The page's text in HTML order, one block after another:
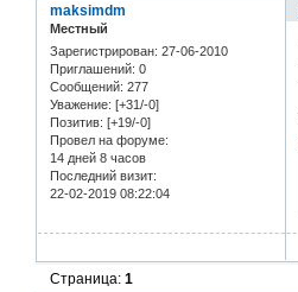
maksimdm
Местный
Зарегистрирован: 27-06-2010
Приглашений: 0
Сообщений: 277
Уважение: [+31/-0]
Позитив: [+19/-0]
Провел на форуме:
14 дней 8 часов
Последний визит:
22-02-2019 08:22:04
Страница:1